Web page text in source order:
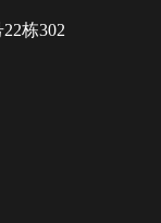
栋302